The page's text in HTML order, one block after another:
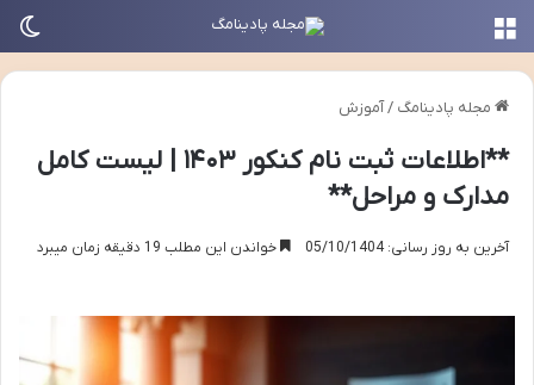
مجله پادینامگ /آموزش
**اطلاعات ثبت نام کنکور ۱۴۰۳ | لیست کامل
مدارک و مراحل**
آخرین به روز رسانی: 05/10/1404 خواندن این مطلب 19 دقیقه زمان میبرد